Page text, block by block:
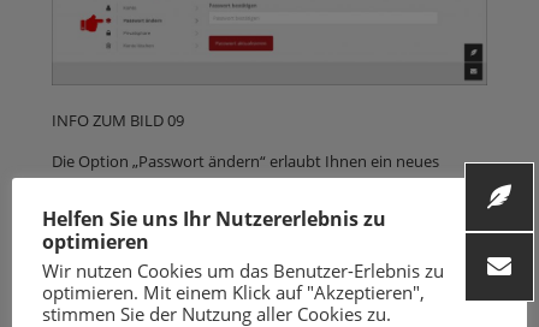
INFO ZUM BILD 09
Die Option „Passwort ändern“ erlaubt Ihnen ein neues
Passwort zu verwenden. Tragen Sie zuerst ihr altes
(aktuelles) Passwort ein, dann das neue Passwort und
zusätzlich nochmal das neue Passwort bestätigen.
Helfen Sie uns Ihr Nutzererlebnis zu
optimieren
Wir nutzen Cookies um das Benutzer-Erlebnis zu
optimieren. Mit einem Klick auf "Akzeptieren",
stimmen Sie der Nutzung aller Cookies zu.